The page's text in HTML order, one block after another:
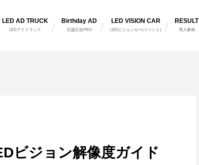
LED AD TRUCK
LEDアドトラック
Birthday AD
応援広告PRO
LED VISION CAR
LEDビジョンカー(イベント)
RESULT
導入事例
ビジョン解像度ガイド